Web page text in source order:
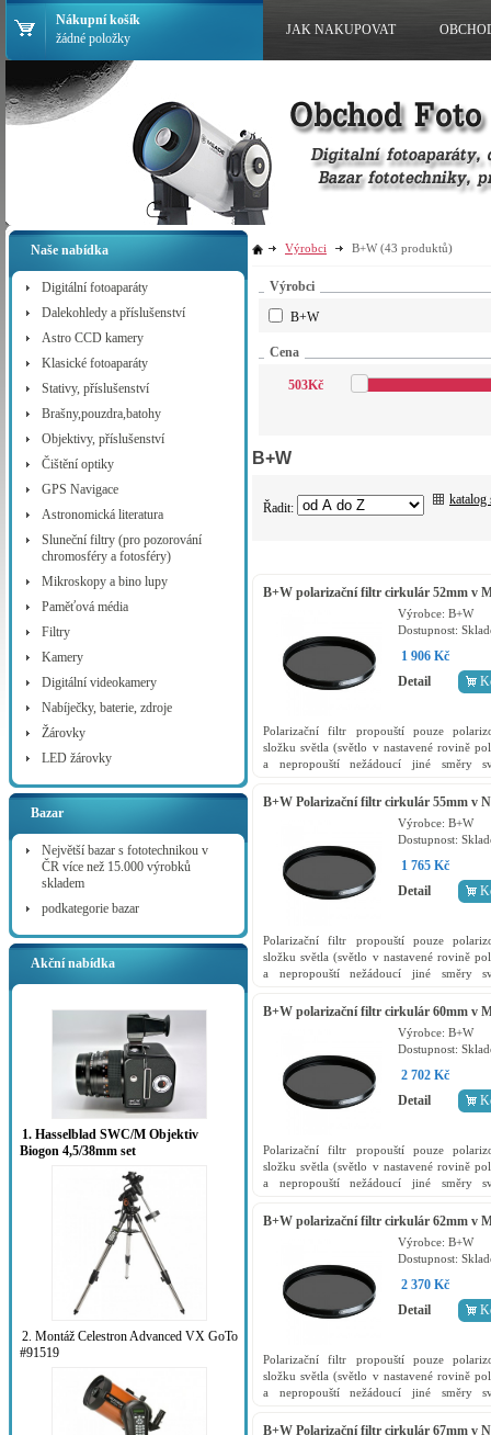
Naše nabídka
Digitální fotoaparáty
Dalekohledy a příslušenství
Astro CCD kamery
Klasické fotoaparáty
Stativy, příslušenství
Brašny,pouzdra,batohy
Objektivy, příslušenství
Čištění optiky
GPS Navigace
Astronomická literatura
Sluneční filtry (pro pozorování
chromosféry a fotosféry)
Mikroskopy a bino lupy
Paměťová média
Filtry
Kamery
Digitální videokamery
Nabíječky, baterie, zdroje
Žárovky
LED žárovky
Bazar
Největší bazar s fototechnikou v
ČR více než 15.000 výrobků
skladem
podkategorie bazar
Akční nabídka
1. Hasselblad SWC/M Objektiv
Biogon 4,5/38mm set
2. Montáž Celestron Advanced VX GoTo
#91519
Výrobci B+W (43 produktů)
Výrobci
B+W
Cena
503Kč
B+W
Řadit:
katalog
B+W polarizační filtr cirkulár 52mm v
Výrobce: B+W
Dostupnost:
1 906 Kč
Detail
Polarizační filtr propouští pouze
složku světla (světlo v nastavené rovině
a nepropouští nežádoucí jiné směry
filr přední...
B+W Polarizační filtr cirkulár 55mm v
Výrobce: B+W
Dostupnost:
1 765 Kč
Detail
Polarizační filtr propouští pouze
složku světla (světlo v nastavené rovině
a nepropouští nežádoucí jiné směry
filr přední...
B+W polarizační filtr cirkulár 60mm v
Výrobce: B+W
Dostupnost:
2 702 Kč
Detail
Polarizační filtr propouští pouze
složku světla (světlo v nastavené rovině
a nepropouští nežádoucí jiné směry
filr přední...
B+W polarizační filtr cirkulár 62mm v
Výrobce: B+W
Dostupnost:
2 370 Kč
Detail
Polarizační filtr propouští pouze
složku světla (světlo v nastavené rovině
a nepropouští nežádoucí jiné směry
filr přední...
B+W Polarizační filtr cirkulár 67mm v
Nákupní košík
žádné položky
JAK NAKUPOVAT